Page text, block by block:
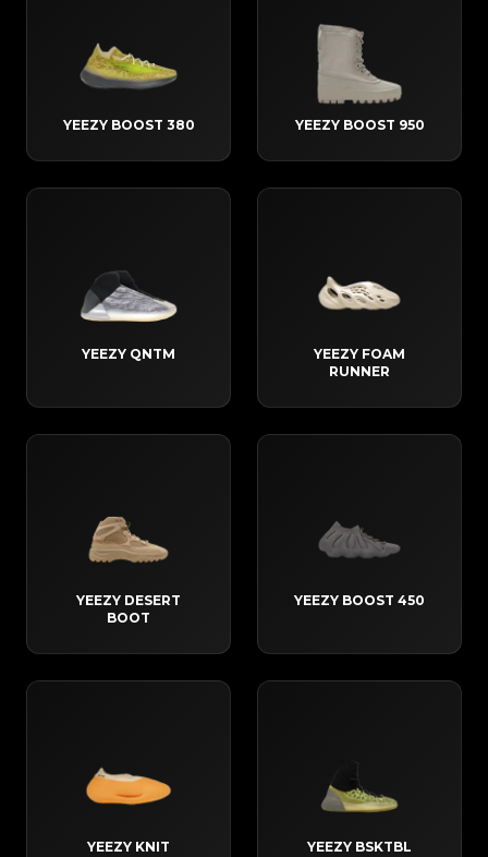
YEEZY BOOST 380 YEEZY BOOST 950
YEEZY QNTM
YEEZY FOAM
RUNNER
YEEZY DESERT
BOOT
YEEZY BOOST 450
YEEZY KNIT YEEZY BSKTBL